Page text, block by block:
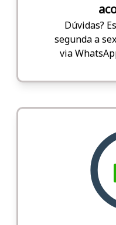
Dúvidas?
segunda a
via